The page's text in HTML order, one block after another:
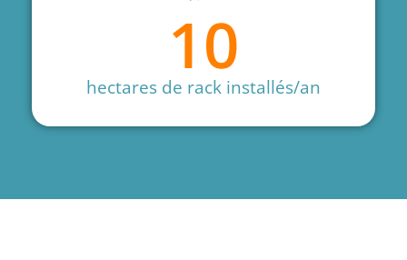
hectares de rack installés/an
10